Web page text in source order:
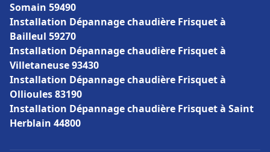
Somain 59490
Installation Dépannage chaudière Frisquet à
Bailleul 59270
Installation Dépannage chaudière Frisquet à
Villetaneuse 93430
Installation Dépannage chaudière Frisquet à
Ollioules 83190
Installation Dépannage chaudière Frisquet à Saint
Herblain 44800